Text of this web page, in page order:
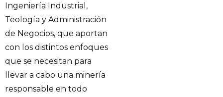
Ingeniería Industrial,
Teología y Administración
de Negocios, que aportan
con los distintos enfoques
que se necesitan para
llevar a cabo una minería
responsable en todo